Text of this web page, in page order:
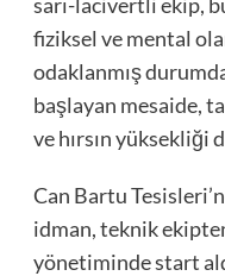
fiziksel ve mental
odaklanmış
başlayan mesaide,
ve hırsın yüksekliği
Can Bartu
idman, teknik
yönetiminde start